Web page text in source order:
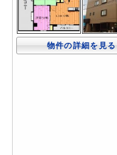
物件の詳細を見る